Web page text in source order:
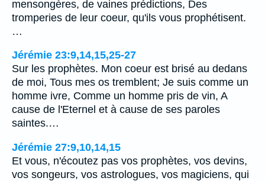
mensongères, de vaines prédictions, Des
tromperies de leur coeur, qu'ils vous prophétisent.
…
Jérémie 23:9,14,15,25-27
Sur les prophètes. Mon coeur est brisé au dedans
de moi, Tous mes os tremblent; Je suis comme un
homme ivre, Comme un homme pris de vin, A
cause de l'Eternel et à cause de ses paroles
saintes.…
Jérémie 27:9,10,14,15
Et vous, n'écoutez pas vos prophètes, vos devins,
vos songeurs, vos astrologues, vos magiciens, qui